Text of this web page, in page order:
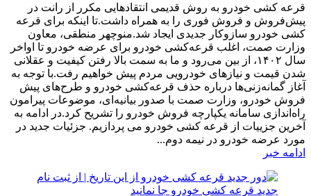
​قرعه کشی خودرو به روش قدیمی انتقادهایی مکرر از رانت در
پیش‌فروش و فروش فوری را به همراه داشت.تا اینکه برای قرعه
کشی خودرو سازوکار جدیدی ایجاد شد.منوچهر منطقی، معاون
وزارت صمت، اغلب قرعه‌کشی‌ خودرو برای عرضه خودرو تا اواخر
سال ۱۴۰۲، از بین می‌رود و ما به سمت بالا رفتن کیفیت و عقلانی
شدن قیمت و نیازهای خودرویی مردم پیش خواهیم رفت.با توجه به
آغاز گمانه‌زنی‌ها درباره حذف قرعه‌کشی‌ خودرو و طرح‌های پیش
فروش خودرو، وزارت صمت با صدور بیانیه‌ای، موضوعات پیرامون
راه‌اندازی سامانه یکپارچه فروش خودرو را تشریح کرد.در ادامه به
آخرین جزییات از قرعه کشی خودرو می پردازیم. جزئیات جدید در
مورد عرضه خودرو در نیمه دوم...
ادامه خبر